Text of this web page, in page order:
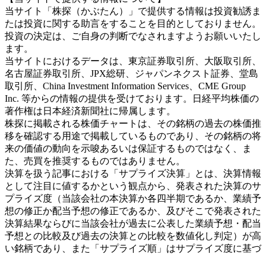
当サイト「株探（かぶたん）」で提供する情報は投資勧誘ま
たは投資に関する助言をすることを目的としておりません。
投資の決定は、ご自身の判断でなされますようお願いいたし
ます。
当サイトにおけるデータは、東京証券取引所、大阪取引所、
名古屋証券取引所、JPX総研、ジャパンネクスト証券、堂島
取引所、China Investment Information Services、CME Group
Inc. 等からの情報の提供を受けております。日経平均株価の
著作権は日本経済新聞社に帰属します。
株探に掲載される株価チャートは、その銘柄の過去の株価推
移を確認する用途で掲載しているものであり、その銘柄の将
来の価値の動向を示唆あるいは保証するものではなく、ま
た、売買を推奨するものではありません。
決算を扱う記事における「サプライズ決算」とは、決算情報
として注目に値するかという観点から、発表された決算のサ
プライズ度（当該会社の本決算か各四半期であるか、業績予
想の修正か配当予想の修正であるか、及びそこで発表された
決算結果ならびに当該会社が過去に公表した業績予想・配当
予想との比較及び過去の決算との比較を数値化し判定）が高
い銘柄であり、また「サプライズ順」はサプライズ度に基づ